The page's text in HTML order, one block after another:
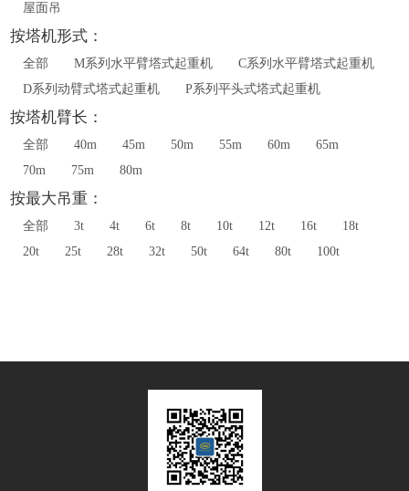
屋面吊
按塔机形式：
全部 M系列水平臂塔式起重机
C系列水平臂塔式起重机
D系列动臂式塔式起重机
P系列平头式塔式起重机
按塔机臂长：
全部 40m 45m 50m 55m 60m
65m
70m
75m 80m
按最大吊重：
全部 3t 4t 6t 8t 10t 12t 16t
18t
20t
25t 28t 32t 50t 64t 80t 100t